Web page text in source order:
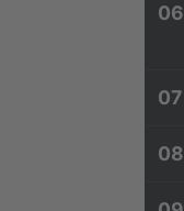
06
07
08